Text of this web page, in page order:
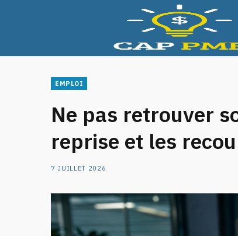
Assurance
EMPLOI
Ne pas retrouver
reprise et les
7 JUILLET 2026